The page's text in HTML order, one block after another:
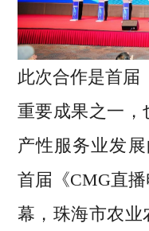
此次合作是首届
重要成果之一，
产性服务业发
首届《CMG直
幕，珠海市农